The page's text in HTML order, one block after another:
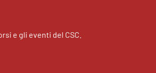
e gli eventi del CSC.